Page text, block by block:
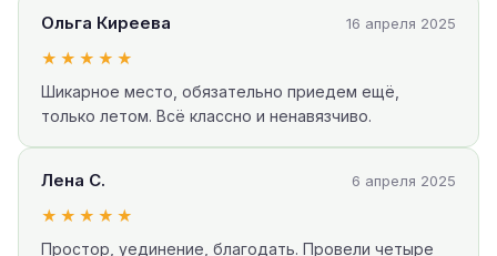
Ольга Киреева 16 апреля 2025
★★★★★
Шикарное место, обязательно приедем ещё,
только летом. Всё классно и ненавязчиво.
Лена С. 6 апреля 2025
★★★★★
Простор, уединение, благодать. Провели четыре